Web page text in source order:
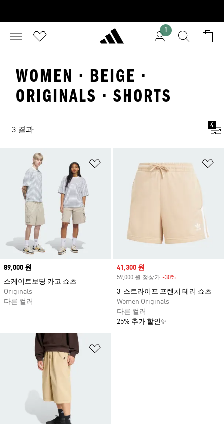
1
WOMEN · BEIGE ·
ORIGINALS · SHORTS
3 결과
4
위시리스트 담기
Price
89,000 원
스케이트보딩 카고 쇼츠
Originals
다른 컬러
Sale price
41,300 원
59,000 원 정상가 -30%
3-스트라이프 프렌치 테리 쇼츠
Women Originals
다른 컬러
25% 추가 할인✨